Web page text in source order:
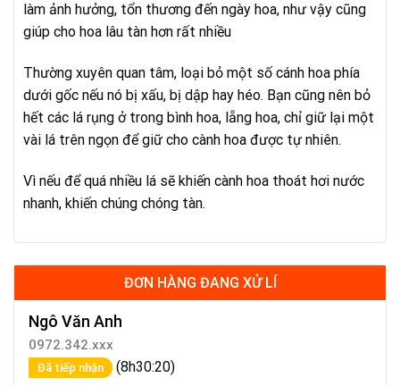
làm ảnh hưởng, tổn thương đến ngày hoa, như vậy cũng
giúp cho hoa lâu tàn hơn rất nhiều
Thường xuyên quan tâm, loại bỏ một số cánh hoa phía
dưới gốc nếu nó bị xấu, bị dập hay héo. Bạn cũng nên bỏ
hết các lá rụng ở trong bình hoa, lẵng hoa, chỉ giữ lại một
vài lá trên ngọn để giữ cho cành hoa được tự nhiên.
Vì nếu để quá nhiều lá sẽ khiến cành hoa thoát hơi nước
nhanh, khiến chúng chóng tàn.
ĐƠN HÀNG ĐANG XỬ LÍ
Ngô Văn Anh
0972.342.xxx
Đã tiếp nhận (8h30:20)